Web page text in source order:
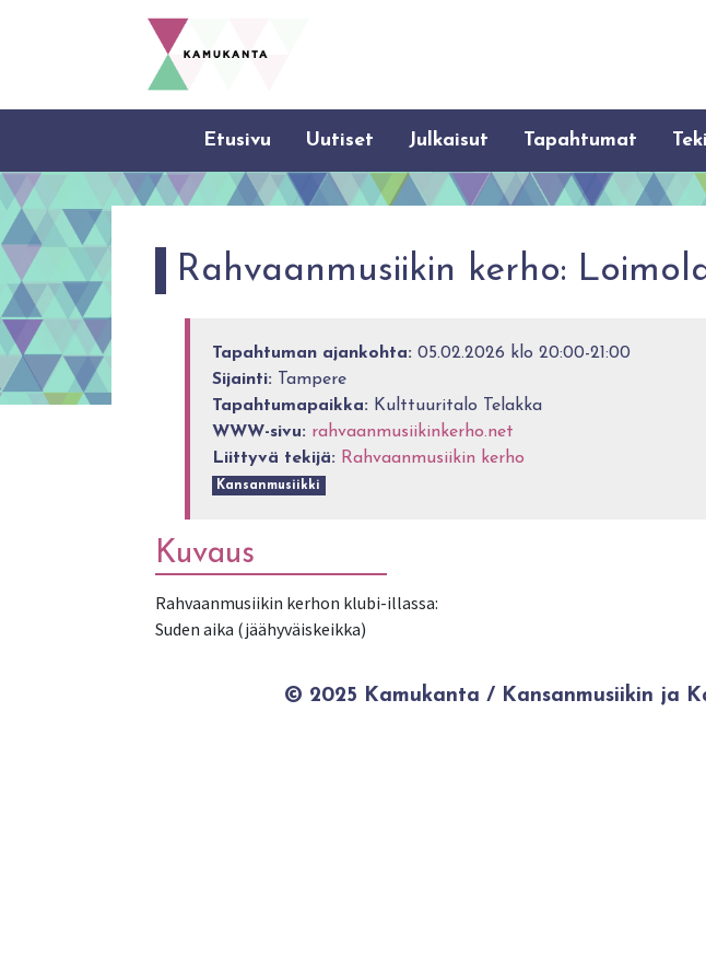
Etusivu Uutiset Julkaisut Tapahtumat
Rahvaanmusiikin kerho:
Tapahtuman ajankohta: 05.02.2026 klo 20:00-21:00
Sijainti: Tampere
Tapahtumapaikka: Kulttuuritalo Telakka
WWW-sivu: rahvaanmusiikinkerho.net
Liittyvä tekijä: Rahvaanmusiikin kerho
Kansanmusiikki
Kuvaus
Rahvaanmusiikin kerhon klubi-illassa:
Suden aika (jäähyväiskeikka)
© 2025 Kamukanta / Kansanmusiikin ja